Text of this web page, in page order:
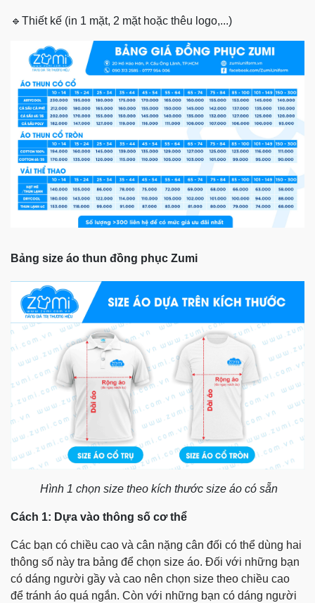
🔹 Thiết kế (in 1 mặt, 2 mặt hoặc thêu logo,...)
Bảng size áo thun đồng phục Zumi
Hình 1 chọn size theo kích thước size áo có sẵn
Cách 1: Dựa vào thông số cơ thể
Các bạn có chiều cao và cân nặng cân đối có thể dùng hai
thông số này tra bảng để chọn size áo. Đối với những bạn
có dáng người gầy và cao nên chọn size theo chiều cao
để tránh áo quá ngắn. Còn với những bạn có dáng người